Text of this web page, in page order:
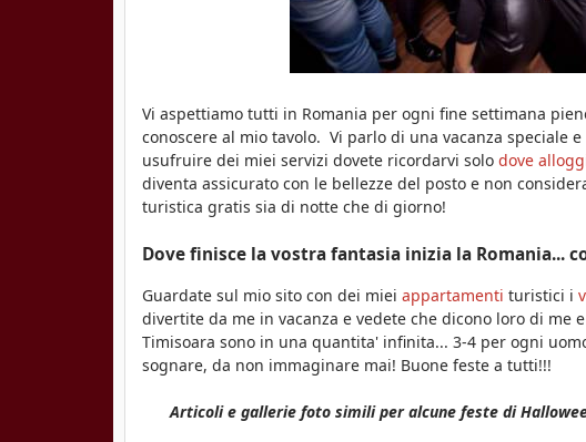
Vi aspettiamo tutti in Romania per ogni fine settimana
conoscere al mio tavolo. Vi parlo di una vacanza speciale
usufruire dei miei servizi dovete ricordarvi solo dove
diventa assicurato con le bellezze del posto e non
turistica gratis sia di notte che di giorno!
Dove finisce la vostra fantasia inizia la Romania...
Guardate sul mio sito con dei miei appartamenti turistici i
divertite da me in vacanza e vedete che dicono loro di me
Timisoara sono in una quantita' infinita... 3-4 per ogni
sognare, da non immaginare mai! Buone feste a tutti!!!
Articoli e gallerie foto simili per alcune feste di